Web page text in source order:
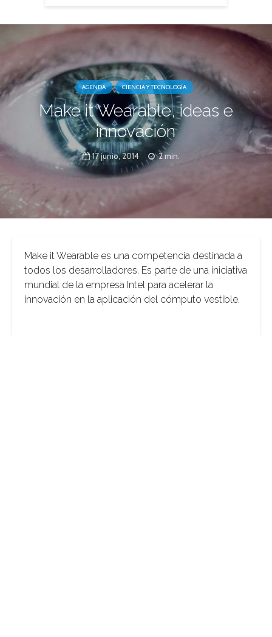
AGENDA CIENCIA Y TECNOLOGÍA
Make it Wearable, ideas e
innovación
17 junio, 2014 2 min.
Make it Wearable es una competencia destinada a
todos los desarrolladores. Es parte de una iniciativa
mundial de la empresa Intel para acelerar la
innovación en la aplicación del cómputo vestible.